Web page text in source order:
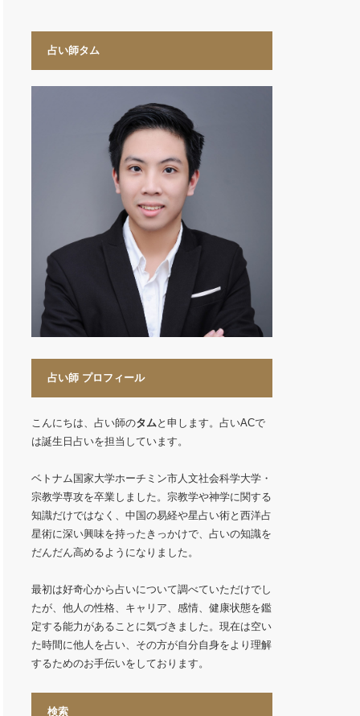
占い師タム
占い師 プロフィール
こんにちは、占い師のタム と申します。占いACで
は誕生日占いを担当しています。
ベトナム国家大学ホーチミン市人文社会科学大学・
宗教学専攻を卒業しました。宗教学や神学に関する
知識だけではなく、中国の易経や星占い術と西洋占
星術に深い興味を持ったきっかけで、占いの知識を
だんだん高めるようになりました。
最初は好奇心から占いについて調べていただけでし
たが、他人の性格、キャリア、感情、健康状態を鑑
定する能力があることに気づきました。現在は空い
た時間に他人を占い、その方が自分自身をより理解
するためのお手伝いをしております。
検索